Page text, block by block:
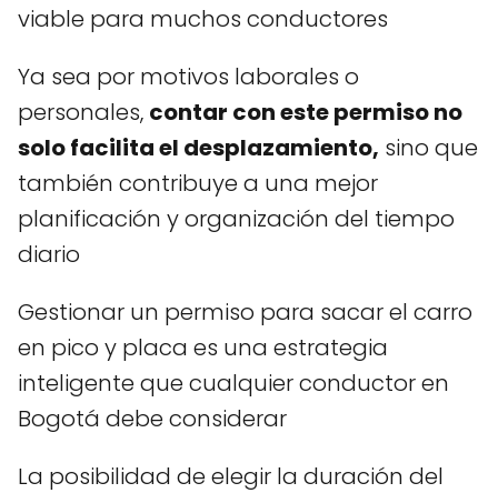
viable para muchos conductores
Ya sea por motivos laborales o
personales, contar con este permiso no
solo facilita el desplazamiento, sino que
también contribuye a una mejor
planificación y organización del tiempo
diario
Gestionar un permiso para sacar el carro
en pico y placa es una estrategia
inteligente que cualquier conductor en
Bogotá debe considerar
La posibilidad de elegir la duración del